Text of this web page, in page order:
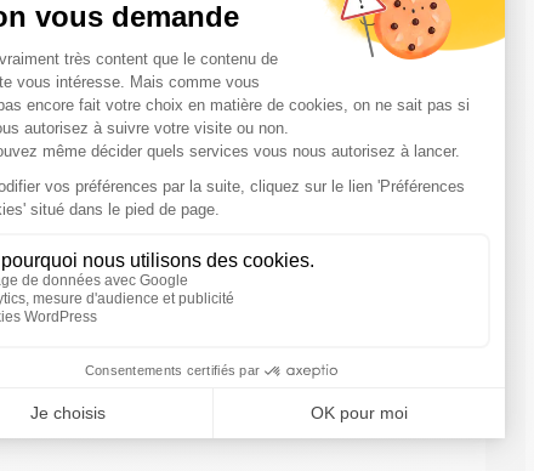
qui sont"devenus les bonnes à tout faire de la
également, Bruno Retailleau a fustigé la
Hollande a fabriqué de la dette alors qu'on avait
le PDG d'Alstom doit prendre la parole devant
du site de Belfort, dont la production de trains
l'Etat s'est réveillé trop
pour laquelle Bruno Retailleau soutient
a assuré que
la primaire pour qu'elle soit un face-à-face